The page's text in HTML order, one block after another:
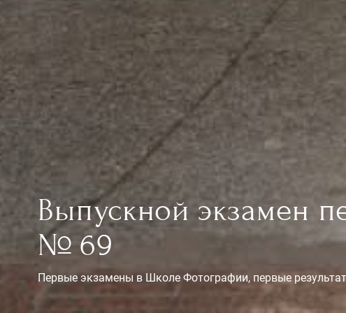
Выпускной экзамен
№ 69
Первые экзамены в Школе Фотографии, первые